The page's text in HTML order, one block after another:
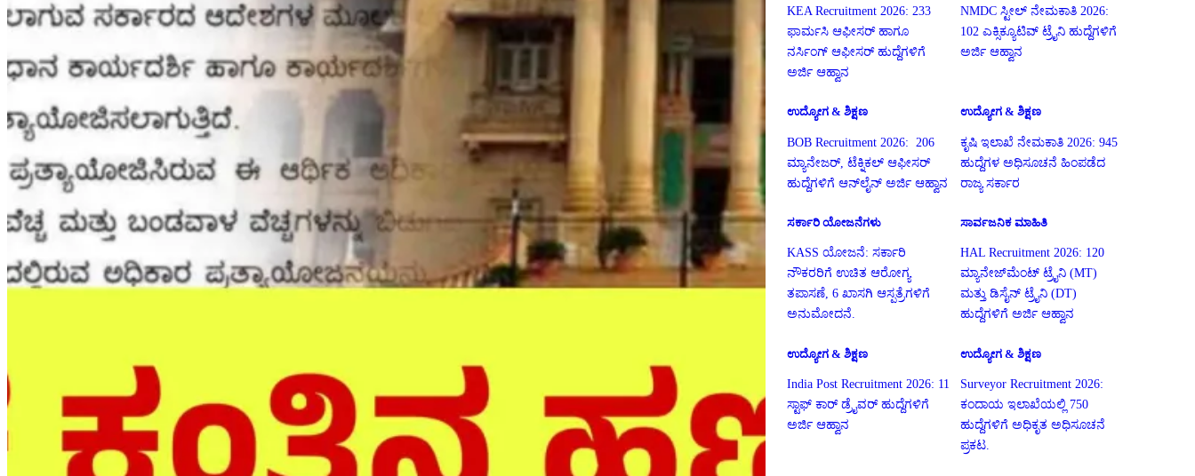
KEA Recruitment 2026: 233
ಫಾರ್ಮಸಿ ಆಫೀಸರ್ ಹಾಗೂ
ನರ್ಸಿಂಗ್ ಆಫೀಸರ್ ಹುದ್ದೆಗಳಿಗೆ
ಅರ್ಜಿ ಆಹ್ವಾನ
NMDC ಸ್ಟೀಲ್ ನೇಮಕಾತಿ 2026:
102 ಎಕ್ಸಿಕ್ಯೂಟಿವ್ ಟ್ರೈನಿ ಹುದ್ದೆಗಳಿಗೆ
ಅರ್ಜಿ ಆಹ್ವಾನ
ಉದ್ಯೋಗ & ಶಿಕ್ಷಣ
BOB Recruitment 2026: 206
ಮ್ಯಾನೇಜರ್, ಟೆಕ್ನಿಕಲ್ ಆಫೀಸರ್
ಹುದ್ದೆಗಳಿಗೆ ಆನ್‌ಲೈನ್ ಅರ್ಜಿ ಆಹ್ವಾನ
ಉದ್ಯೋಗ & ಶಿಕ್ಷಣ
ಕೃಷಿ ಇಲಾಖೆ ನೇಮಕಾತಿ 2026: 945
ಹುದ್ದೆಗಳ ಅಧಿಸೂಚನೆ ಹಿಂಪಡೆದ
ರಾಜ್ಯ ಸರ್ಕಾರ
ಸರ್ಕಾರಿ ಯೋಜನೆಗಳು
KASS ಯೋಜನೆ: ಸರ್ಕಾರಿ
ನೌಕರರಿಗೆ ಉಚಿತ ಆರೋಗ್ಯ
ತಪಾಸಣೆ, 6 ಖಾಸಗಿ ಆಸ್ಪತ್ರೆಗಳಿಗೆ
ಅನುಮೋದನೆ.
ಸಾರ್ವಜನಿಕ ಮಾಹಿತಿ
HAL Recruitment 2026: 120
ಮ್ಯಾನೇಜ್‌ಮೆಂಟ್ ಟ್ರೈನಿ (MT)
ಮತ್ತು ಡಿಸೈನ್ ಟ್ರೈನಿ (DT)
ಹುದ್ದೆಗಳಿಗೆ ಅರ್ಜಿ ಆಹ್ವಾನ
ಉದ್ಯೋಗ & ಶಿಕ್ಷಣ
India Post Recruitment 2026: 11
ಸ್ಟಾಫ್ ಕಾರ್ ಡ್ರೈವರ್ ಹುದ್ದೆಗಳಿಗೆ
ಅರ್ಜಿ ಆಹ್ವಾನ
ಉದ್ಯೋಗ & ಶಿಕ್ಷಣ
Surveyor Recruitment 2026:
ಕಂದಾಯ ಇಲಾಖೆಯಲ್ಲಿ 750
ಹುದ್ದೆಗಳಿಗೆ ಅಧಿಕೃತ ಅಧಿಸೂಚನೆ
ಪ್ರಕಟ.